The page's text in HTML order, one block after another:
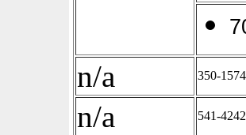
n/a 350-1574
n/a 541-4242